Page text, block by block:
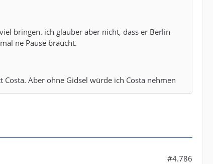
bringen. ich glauber aber nicht, dass er Berlin
ne Pause braucht.
Aber ohne Gidsel würde ich Costa nehmen
#4.786